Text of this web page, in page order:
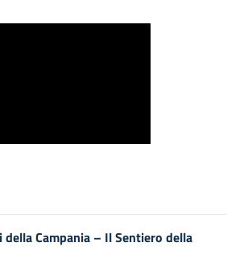
della Campania – Il Sentiero della